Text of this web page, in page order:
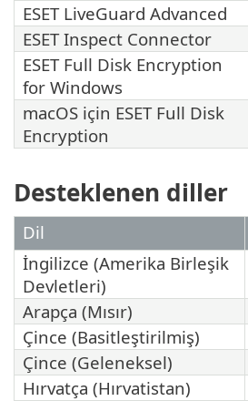
ESET LiveGuard Advanced
ESET Inspect Connector
ESET Full Disk Encryption
for Windows
macOS için ESET Full Disk
Encryption
Desteklenen diller
Dil
İngilizce (Amerika Birleşik
Devletleri)
Arapça (Mısır)
Çince (Basitleştirilmiş)
Çince (Geleneksel)
Hırvatça (Hırvatistan)